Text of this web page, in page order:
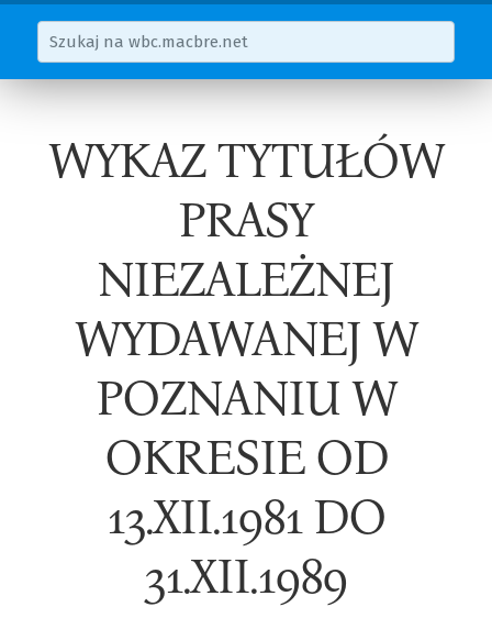
WYKAZ TYTUŁÓW
PRASY
NIEZALEŻNEJ
WYDAWANEJ W
POZNANIU W
OKRESIE OD
13.XII.1981 DO
31.XII.1989